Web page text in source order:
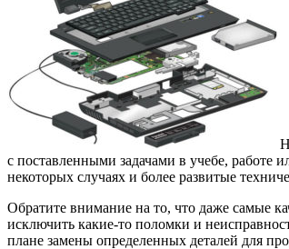
с поставленными задачами в учебе, работе
некоторых случаях и более развитые
Обратите внимание на то, что даже самые
исключить какие-то поломки и
плане замены определенных деталей для